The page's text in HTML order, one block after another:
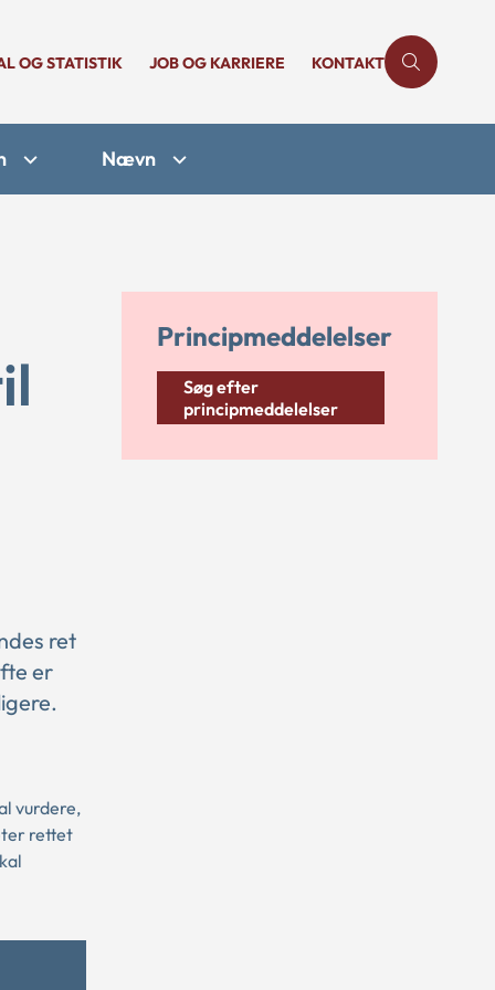
OG STATISTIK JOB OG KARRIERE KONTAKT
Nævn
ret
er
vurdere,
rettet
Principmeddelelser
Søg efter
principmeddelelser